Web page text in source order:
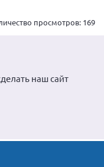
просмотров: 169
наш сайт